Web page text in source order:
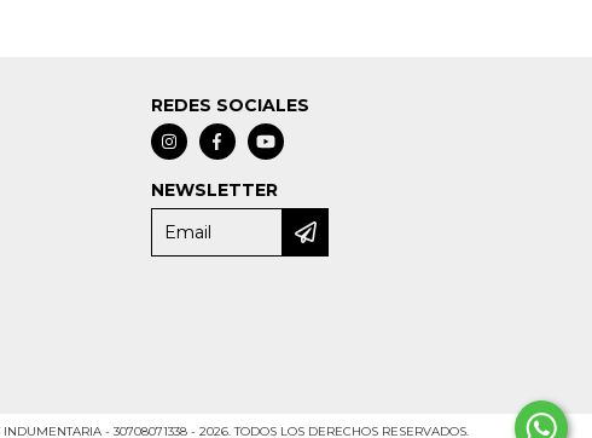
REDES SOCIALES
NEWSLETTER
INDUMENTARIA - 30708071338 - 2026. TODOS LOS DERECHOS RESERVADOS.